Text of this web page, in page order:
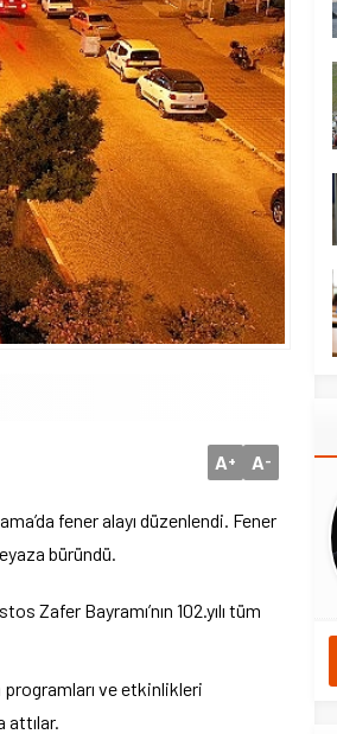
A+ A-
fener alayı düzenlendi. Fener
büründü.
Zafer Bayramı’nın 102.yılı tüm
ve etkinlikleri
attılar.